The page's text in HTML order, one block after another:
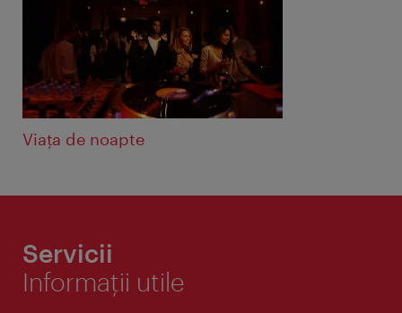
Viaţa de noapte
Servicii
Informaţii utile